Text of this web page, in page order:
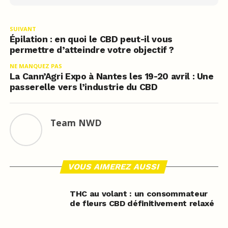
SUIVANT
Épilation : en quoi le CBD peut-il vous
permettre d’atteindre votre objectif ?
NE MANQUEZ PAS
La Cann’Agri Expo à Nantes les 19-20 avril : Une
passerelle vers l’industrie du CBD
Team NWD
VOUS AIMEREZ AUSSI
THC au volant : un consommateur
de fleurs CBD définitivement relaxé